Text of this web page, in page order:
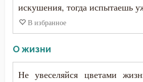
Сребролюбие
Страдание
Страсть
искушения, тогда испытаешь
В избранное
О жизни
Не увеселяйся цветами